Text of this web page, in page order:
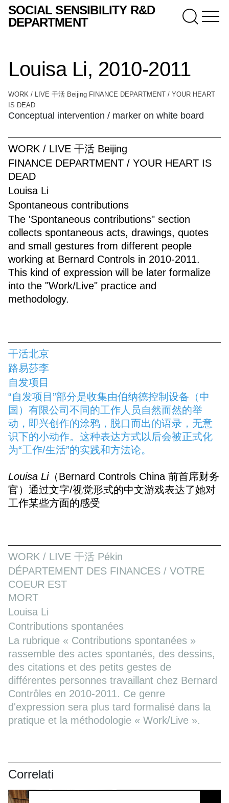
SOCIAL SENSIBILITY R&D
DEPARTMENT
Louisa Li, 2010-2011
WORK / LIVE 干活 Beijing FINANCE DEPARTMENT / YOUR HEART
IS DEAD
Conceptual intervention / marker on white board
WORK / LIVE 干活 Beijing
FINANCE DEPARTMENT / YOUR HEART IS
DEAD
Louisa Li
Spontaneous contributions
The 'Spontaneous contributions" section
collects spontaneous acts, drawings, quotes
and small gestures from different people
working at Bernard Controls in 2010-2011.
This kind of expression will be later formalize
into the "Work/Live" practice and
methodology.
干活北京
路易莎李
自发项目
“自发项目”部分是收集由伯纳德控制设备（中
国）有限公司不同的工作人员自然而然的举
动，即兴创作的涂鸦，脱口而出的语录，无意
识下的小动作。这种表达方式以后会被正式化
为“工作/生活”的实践和方法论。
Louisa Li（Bernard Controls China 前首席财务
官）通过文字/视觉形式的中文游戏表达了她对
工作某些方面的感受
WORK / LIVE 干活 Pékin
DÉPARTEMENT DES FINANCES / VOTRE
COEUR EST
Louisa Li
Contributions spontanées
La rubrique « Contributions spontanées »
rassemble des actes spontanés, des dessins,
des citations et des petits gestes de
différentes personnes travaillant chez Bernard
Contrôles en 2010-2011. Ce genre
d'expression sera plus tard formalisé dans la
pratique et la méthodologie « Work/Live ».
Correlati